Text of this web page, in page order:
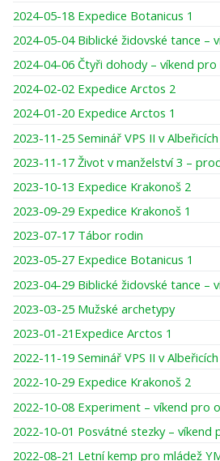
2024-05-18 Expedice Botanicus 1
2024-05-04 Biblické židovské tance –
2024-04-06 Čtyři dohody – víkend pro
2024-02-02 Expedice Arctos 2
2024-01-20 Expedice Arctos 1
2023-11-25 Seminář VPS II v Albeřicích
2023-10-13 Expedice Krakonoš 2
2023-09-29 Expedice Krakonoš 1
2023-07-17 Tábor rodin
2023-05-27 Expedice Botanicus 1
2023-04-29 Biblické židovské tance –
2023-03-25 Mužské archetypy
2023-01-21Expedice Arctos 1
2022-11-19 Seminář VPS II v Albeřicích
2022-10-29 Expedice Krakonoš 2
2022-10-08 Experiment – víkend pro
2022-10-01 Posvátné stezky – víkend
2022-08-21 Letní kemp pro mládež